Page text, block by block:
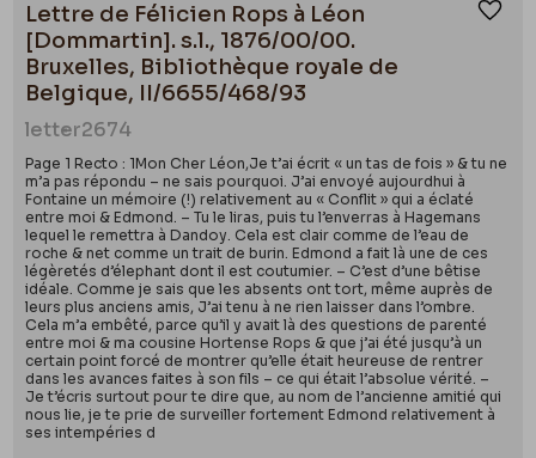
Lettre de Félicien Rops à Léon
[Dommartin]. s.l., 1876/00/00.
Bruxelles, Bibliothèque royale de
Belgique, II/6655/468/93
letter2674
Page 1 Recto : 1Mon Cher Léon,Je t’ai écrit « un tas de fois » & tu ne
m’a pas répondu – ne sais pourquoi. J’ai envoyé aujourdhui à
Fontaine un mémoire (!) relativement au « Conflit » qui a éclaté
entre moi & Edmond. – Tu le liras, puis tu l’enverras à Hagemans
lequel le remettra à Dandoy. Cela est clair comme de l’eau de
roche & net comme un trait de burin. Edmond a fait là une de ces
légèretés d’élephant dont il est coutumier. – C’est d’une bêtise
idéale. Comme je sais que les absents ont tort, même auprès de
leurs plus anciens amis, J’ai tenu à ne rien laisser dans l’ombre.
Cela m’a embêté, parce qu’il y avait là des questions de parenté
entre moi & ma cousine Hortense Rops & que j’ai été jusqu’à un
certain point forcé de montrer qu’elle était heureuse de rentrer
dans les avances faites à son fils – ce qui était l’absolue vérité. –
Je t’écris surtout pour te dire que, au nom de l’ancienne amitié qui
nous lie, je te prie de surveiller fortement Edmond relativement à
ses intempéries d